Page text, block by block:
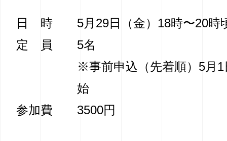
日 時
5月29日（金）18時〜20時
定 員
5名
※事前申込（先着順）5月
始
参加費
3500円